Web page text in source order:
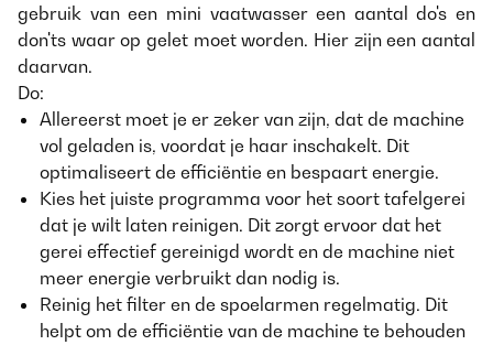
gebruik van een mini vaatwasser een aantal do's en
don'ts waar op gelet moet worden. Hier zijn een aantal
daarvan.
Do:
Allereerst moet je er zeker van zijn, dat de machine
vol geladen is, voordat je haar inschakelt. Dit
optimaliseert de efficiëntie en bespaart energie.
Kies het juiste programma voor het soort tafelgerei
dat je wilt laten reinigen. Dit zorgt ervoor dat het
gerei effectief gereinigd wordt en de machine niet
meer energie verbruikt dan nodig is.
Reinig het filter en de spoelarmen regelmatig. Dit
helpt om de efficiëntie van de machine te behouden